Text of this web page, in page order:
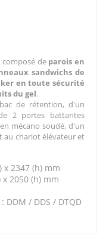
composé deparois en
sandwichs de
en toute sécurité
du gel.
de rétention, d'un
2 portes battantes
mécano soudé, d'un
au chariot élévateur et
x 2347 (h) mm
x 2050 (h) mm
DDM / DDS / DTQD